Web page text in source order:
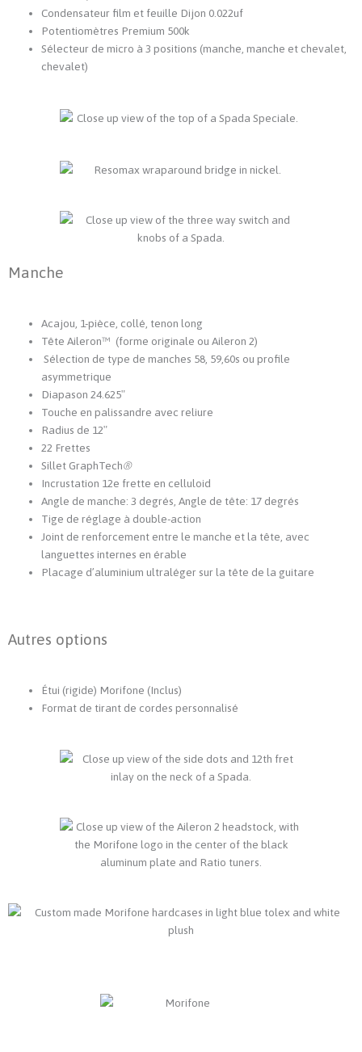
Condensateur film et feuille Dijon 0.022uf
Potentiomètres Premium 500k
Sélecteur de micro à 3 positions (manche, manche et chevalet,
chevalet)
Manche
Acajou, 1-pièce, collé, tenon long
Tête Aileron™ (forme originale ou Aileron 2)
Sélection de type de manches 58, 59,60s ou profile
asymmetrique
Diapason 24.625″
Touche en palissandre avec reliure
Radius de 12″
22 Frettes
Sillet GraphTech®
Incrustation 12e frette en celluloid
Angle de manche: 3 degrés, Angle de tête: 17 degrés
Tige de réglage à double-action
Joint de renforcement entre le manche et la tête, avec
languettes internes en érable
Placage d’aluminium ultraléger sur la tête de la guitare
Autres options
Étui (rigide) Morifone (Inclus)
Format de tirant de cordes personnalisé